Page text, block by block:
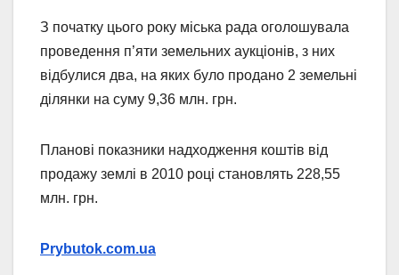
З початку цього року міська рада оголошувала
проведення п’яти земельних аукціонів, з них
відбулися два, на яких було продано 2 земельні
ділянки на суму 9,36 млн. грн.
Планові показники надходження коштів від
продажу землі в 2010 році становлять 228,55
млн. грн.
Prybutok.com.ua